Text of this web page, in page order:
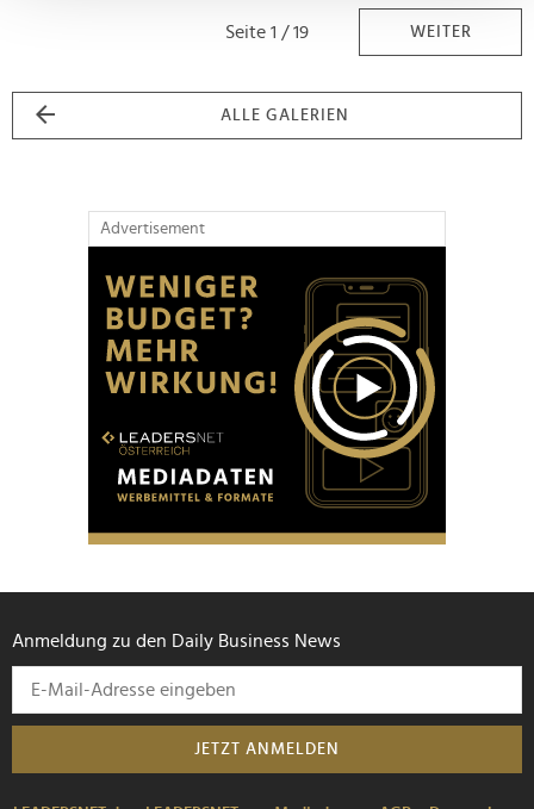
verarbeitet werden, und legen Sie Ihre Präferenzen im
Abschnitt Einzelheitenfest.
Wir verwenden Cookies, um Inhalte und Anzeigen zu
personalisieren, Funktionen für soziale Medien anbieten
Verwendung unserer Website an unsere Partner für
soziale Medien, Werbung und Analysen weiter. Unsere
weiteren Daten zusammen, die Sie ihnen bereitgestellt
haben oder die sie im Rahmen Ihrer Nutzung der Dienste
gesammelt haben.
Seite 1 / 19 WEITER
ALLE GALERIEN
Advertisement
Anmeldung zu den Daily Business News
JETZT ANMELDEN